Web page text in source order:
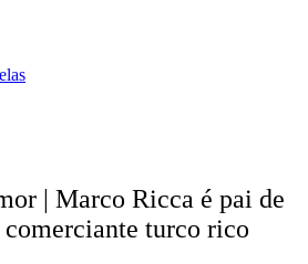
| Marco Ricca é pai de
turco rico